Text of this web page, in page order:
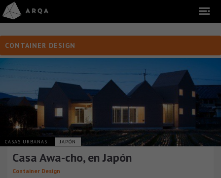
CONTAINER DESIGN
CASAS URBANAS JAPÓN
Casa Awa-cho, en Japón
Container Design